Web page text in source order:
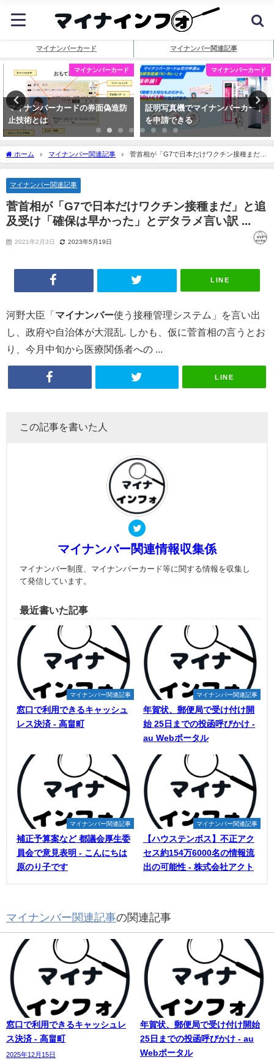
マイナンバーカード マイナンバー関連記事
マイナンバーカード
マイナンバーカードの券面偽造防
止技術とは
マイナンバーカード
証明写真機でマイナンバーカード
を申請できる
ホーム マイナンバー関連記事
菅首相が「G7で日本だけワクチン接種まだ」
と追及受け「確保は早かった」とデタラメ言い訳 ...
マイナンバー関連記事
菅首相が「G7で日本だけワクチン接種まだ」と追
及受け「確保は早かった」とデタラメ言い訳 ...
2021年2月3日 2023年5月19日
LINE
河野大臣「 マイナンバー使う接種管理システム」を言い出
し、政府や自治体が大混乱. しかも、仮に菅首相の言うとお
り、今月中旬から医療関係者への ...
LINE
この記事を書いた人
マイナンバー関連情報収集係
マイナンバー制度、マイナンバーカード等に関する情報を収集し
て発信しています。
最近書いた記事
マイナンバー関連記事
窓口で利用できるキャッシュ
レス決済 - 高畠町
マイナンバー関連記事
年賀状、郵便局で受け付け開
始 25日までの投函呼びかけ -
au Webポータル
マイナンバー関連記事
補正予算案など 都議会厚生委
員会で意見表明 - こんにちは
原のり子です
マイナンバー関連記事
【ハウステンボス】不正アク
セス約154万6000名の情報流
出の可能性 - 株式会社アクト
マイナンバー関連記事の関連記事
窓口で利用できるキャッシュレ
ス決済 - 高畠町
2025年12月15日
年賀状、郵便局で受け付け開始
25日までの投函呼びかけ - au
Webポータル